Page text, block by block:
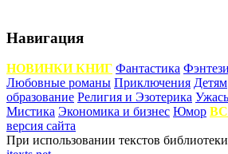
Навигация
НОВИНКИ КНИГ Фантастика Фэнтези
Любовные романы Приключения Детям
образование Религия и Эзотерика
Мистика Экономика и бизнес Юмор
версия сайта
При использовании текстов